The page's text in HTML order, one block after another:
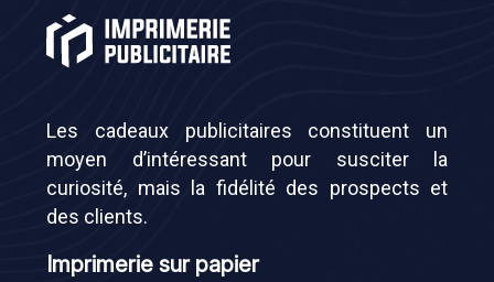
Les cadeaux publicitaires constituent un
moyen d’intéressant pour susciter la
curiosité, mais la fidélité des prospects et
des clients.
Imprimerie sur papier